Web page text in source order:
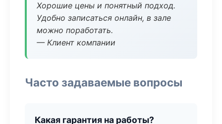
Хорошие цены и понятный подход.
Удобно записаться онлайн, в зале
можно поработать.
— Клиент компании
Часто задаваемые вопросы
Какая гарантия на работы?